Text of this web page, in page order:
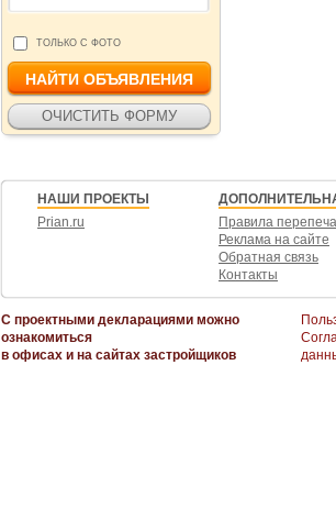
ТОЛЬКО С ФОТО
НАШИ ПРОЕКТЫ
Prian.ru
Правила
Реклама на сайте
Обратная связь
Контакты
С проектными декларациями можно
ознакомиться
в офисах и на сайтах застройщиков